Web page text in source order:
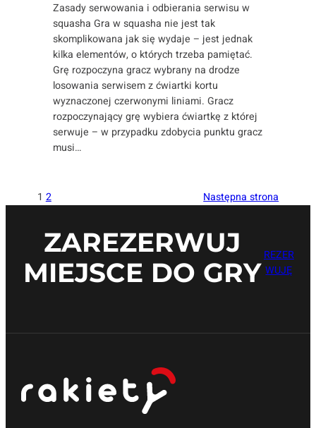
Zasady serwowania i odbierania serwisu w
squasha Gra w squasha nie jest tak
skomplikowana jak się wydaje – jest jednak
kilka elementów, o których trzeba pamiętać.
Grę rozpoczyna gracz wybrany na drodze
losowania serwisem z ćwiartki kortu
wyznaczonej czerwonymi liniami. Gracz
rozpoczynający grę wybiera ćwiartkę z której
serwuje – w przypadku zdobycia punktu gracz
musi…
1 2 Następna strona
ZAREZERWUJ
MIEJSCE DO GRY
REZER
WUJĘ